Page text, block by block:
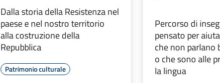
Dalla storia della Resistenza nel
paese e nel nostro territorio
alla costruzione della
Repubblica
Patrimonio culturale
Percorso di
pensato per
che non parlano
o che sono alle
la lingua